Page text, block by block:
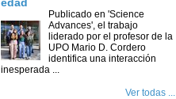
Publicado en 'Science
Advances', el trabajo
liderado por el profesor de la
UPO Mario D. Cordero
identifica una interacción
inesperada ...
Ver todas ...